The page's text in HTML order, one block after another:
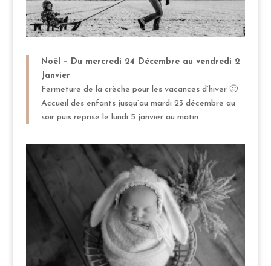
Noël – Du mercredi 24 Décembre au vendredi 2
Janvier
Fermeture de la crèche pour les vacances d’hiver 🙂
Accueil des enfants jusqu’au mardi 23 décembre au
soir puis reprise le lundi 5 janvier au matin